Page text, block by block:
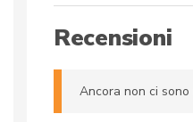
Recensioni
Ancora non ci sono